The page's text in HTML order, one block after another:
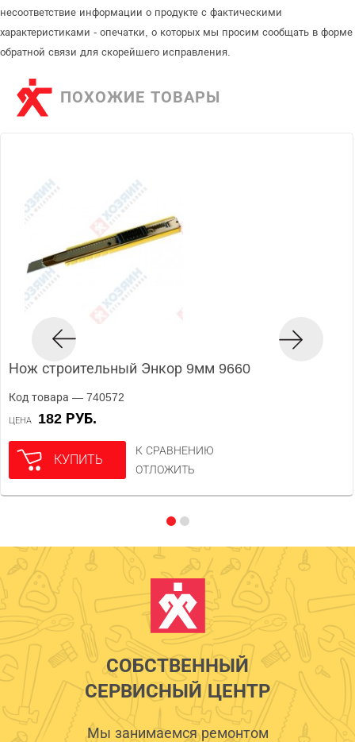
несоответствие информации о продукте с фактическими
характеристиками - опечатки, о которых мы просим сообщать в форме
обратной связи для скорейшего исправления.
ПОХОЖИЕ ТОВАРЫ
Нож строительный Энкор 9мм 9660
Код товара — 740572
ЦЕНА 182 РУБ.
КУПИТЬ
К СРАВНЕНИЮ
ОТЛОЖИТЬ
СОБСТВЕННЫЙ
СЕРВИСНЫЙ ЦЕНТР
Мы занимаемся ремонтом